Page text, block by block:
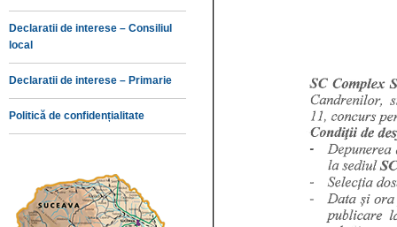
Declaratii de interese – Consiliul
local
Declaratii de interese – Primarie
Politică de confidențialitate